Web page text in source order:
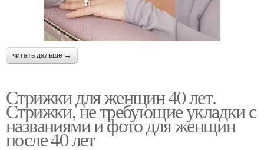
читать дальше →
Стрижки для женщин 40 лет.
Стрижки, не требующие укладки с
названиями и фото для женщин
после 40 лет